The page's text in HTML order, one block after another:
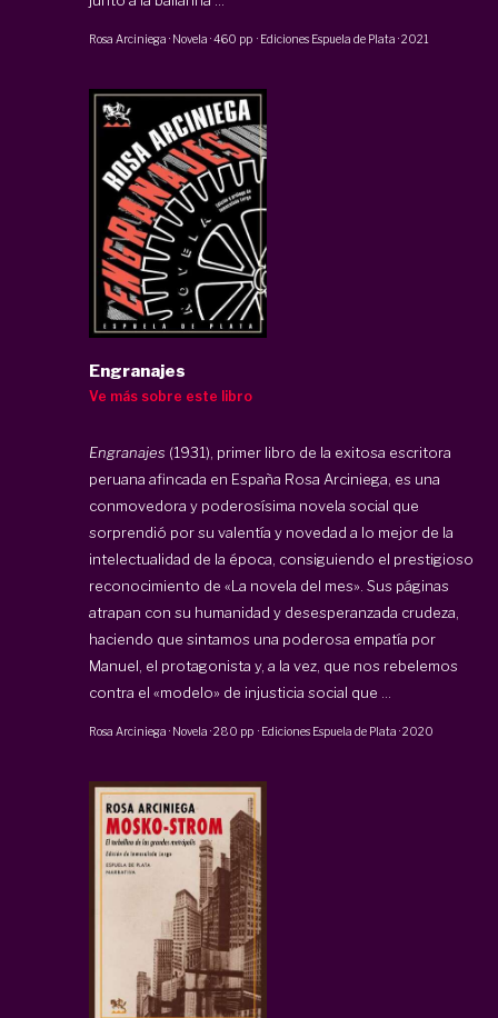
Rosa Arciniega · Novela ·460 pp · Ediciones Espuela de Plata ·2021
Engranajes
Ve más sobre este libro
Engranajes (1931), primer libro de la exitosa escritora
peruana afincada en España Rosa Arciniega, es una
conmovedora y poderosísima novela social que
sorprendió por su valentía y novedad a lo mejor de la
intelectualidad de la época, consiguiendo el prestigioso
reconocimiento de «La novela del mes». Sus páginas
atrapan con su humanidad y desesperanzada crudeza,
haciendo que sintamos una poderosa empatía por
Manuel, el protagonista y, a la vez, que nos rebelemos
contra el «modelo» de injusticia social que ...
Rosa Arciniega · Novela ·280 pp · Ediciones Espuela de Plata ·2020